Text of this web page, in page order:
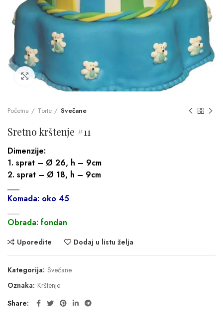
Click to enlarge
Početna Torte Svečane
Sretno krštenje #11
Dimenzije:
1. sprat – Ø 26, h – 9cm
2. sprat – Ø 18, h – 9cm
___
Komada: oko 45
Obrada: fondan
Uporedite Dodaj u listu želja
Kategorija: Svečane
Oznaka: Krštenje
Share